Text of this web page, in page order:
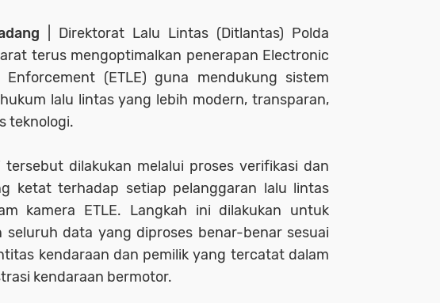
| Direktorat Lalu Lintas (Ditlantas) Polda
terus mengoptimalkan penerapan Electronic
(ETLE) guna mendukung sistem
lalu lintas yang lebih modern, transparan,
teknologi.
tersebut dilakukan melalui proses verifikasi dan
ketat terhadap setiap pelanggaran lalu lintas
kamera ETLE. Langkah ini dilakukan untuk
seluruh data yang diproses benar-benar sesuai
kendaraan dan pemilik yang tercatat dalam
kendaraan bermotor.